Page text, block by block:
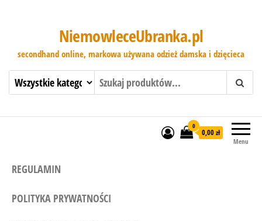
NiemowleceUbranka.pl
secondhand online, markowa używana odzież damska i dzięcieca
Menu
0
0,00 zł
REGULAMIN
POLITYKA PRYWATNOŚCI